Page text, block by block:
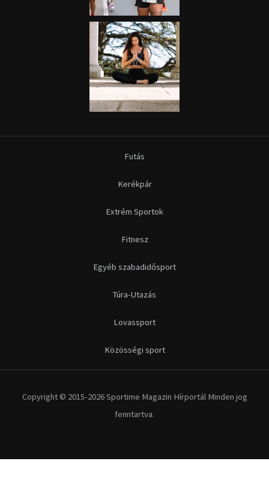
Futás
Kerékpár
Extrém Sportok
Fitnesz
Egyéb szabadidősport
Túra-Utazás
Lovassport
Közösségi sport
Copyright © 2015-2026 Sportime Magazin Hírportál Minden jog
fenntartva.